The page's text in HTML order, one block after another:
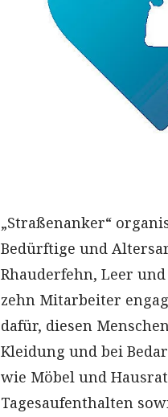
„Straßenanker“
Bedürftige und
Rhauderfehn, Leer
zehn Mitarbeiter
dafür, diesen
Kleidung und bei
wie Möbel und
Tagesaufenthalten